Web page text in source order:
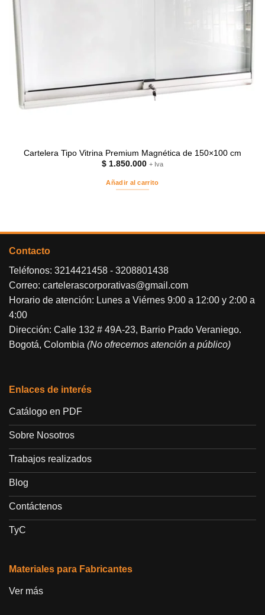
Cartelera Tipo Vitrina Premium Magnética de 150×100 cm
$ 1.850.000 + Iva
Añadir al carrito
Contacto
Teléfonos: 3214421458 - 3208801438
Correo: cartelerascorporativas@gmail.com
Horario de atención: Lunes a Viérnes 9:00 a 12:00 y 2:00 a
4:00
Dirección: Calle 132 # 49A-23, Barrio Prado Veraniego.
Bogotá, Colombia (No ofrecemos atención a público)
Enlaces de interés
Catálogo en PDF
Sobre Nosotros
Trabajos realizados
Blog
Contáctenos
TyC
Materiales para Fabricantes
Ver más